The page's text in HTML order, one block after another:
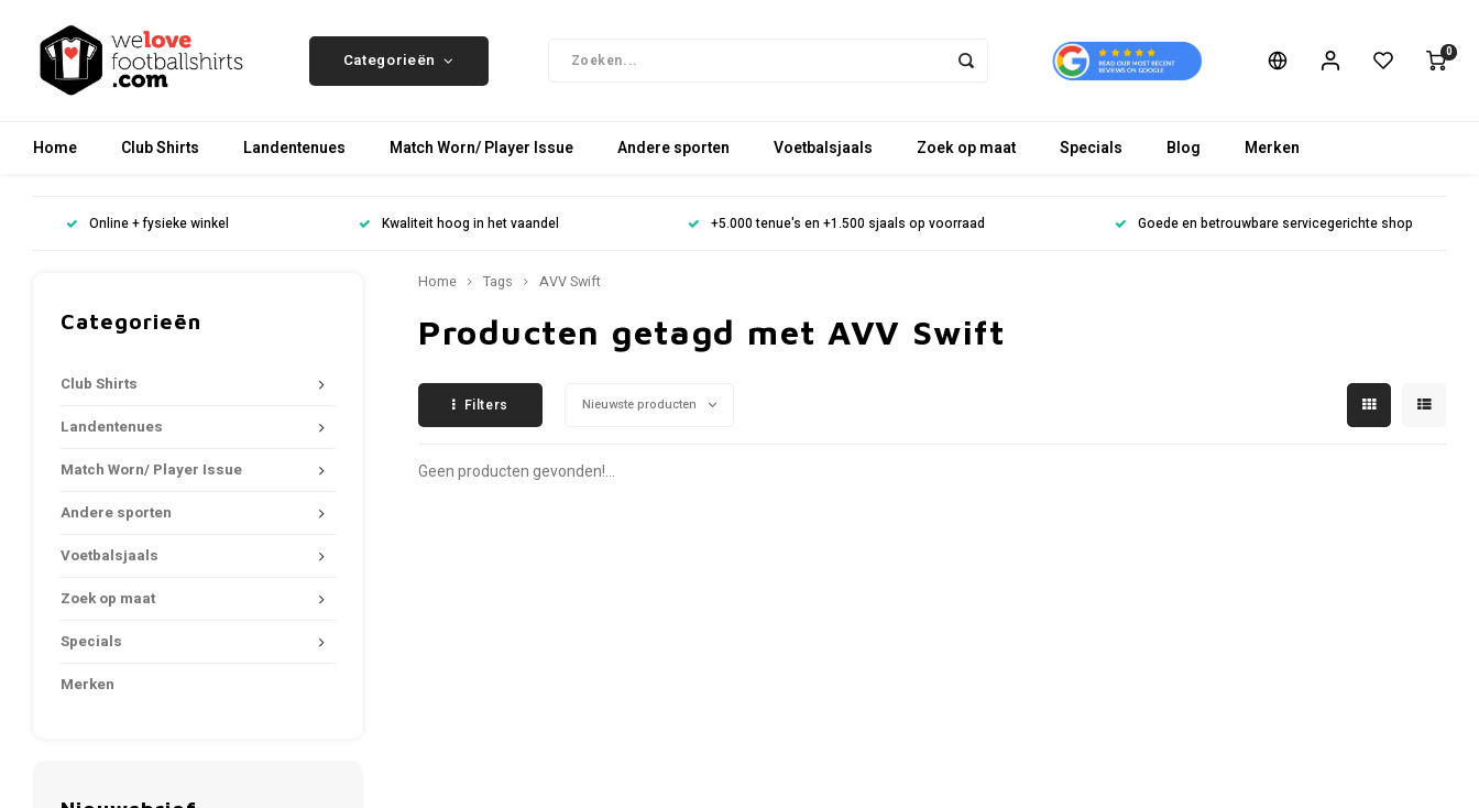
Categorieën 0
Home Club Shirts Landentenues Match Worn/ Player Issue Andere sporten Voetbalsjaals Zoek op maat Specials Blog Merken
Online + fysieke winkel Kwaliteit hoog in het vaandel +5.000 tenue's en +1.500 sjaals op voorraad Goede en betrouwbare servicegerichte shop
Categorieën
Club Shirts
Landentenues
Match Worn/ Player Issue
Andere sporten
Voetbalsjaals
Zoek op maat
Specials
Merken
Home Tags AVV Swift
Producten getagd met AVV Swift
Filters Nieuwste producten
Geen producten gevonden!...